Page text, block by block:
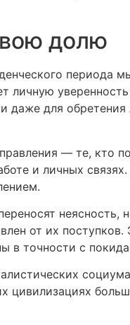
долю
периода
личную
даже для
— те, кто
и личных
неясность,
от их поступков.
в точности с
цивилизациях